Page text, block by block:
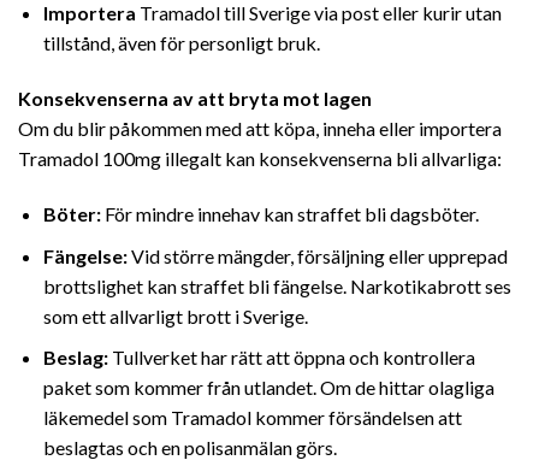
Importera Tramadol till Sverige via post eller kurir utan
tillstånd, även för personligt bruk.
Konsekvenserna av att bryta mot lagen
Om du blir påkommen med att köpa, inneha eller importera
Tramadol 100mg illegalt kan konsekvenserna bli allvarliga:
Böter:För mindre innehav kan straffet bli dagsböter.
Fängelse:Vid större mängder, försäljning eller upprepad
brottslighet kan straffet bli fängelse. Narkotikabrott ses
som ett allvarligt brott i Sverige.
Beslag:Tullverket har rätt att öppna och kontrollera
paket som kommer från utlandet. Om de hittar olagliga
läkemedel som Tramadol kommer försändelsen att
beslagtas och en polisanmälan görs.